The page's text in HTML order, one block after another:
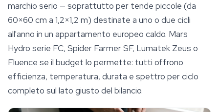
marchio serio — soprattutto per tende piccole (da
60×60 cm a 1,2×1,2 m) destinate a uno o due cicli
all'anno in un appartamento europeo caldo. Mars
Hydro serie FC, Spider Farmer SF, Lumatek Zeus o
Fluence se il budget lo permette: tutti offrono
efficienza, temperatura, durata e spettro per ciclo
completo sul lato giusto del bilancio.